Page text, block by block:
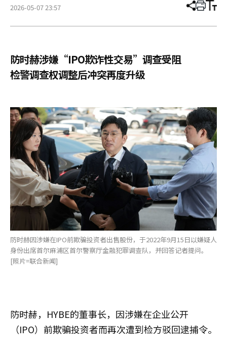
2026-05-07 23:57 分
章
打 调
小
防时赫涉嫌“IPO欺诈性交易”调查受阻
检警调查权调整后冲突再度升级
防时赫因涉嫌在IPO前欺骗投资者出售股份，于2022年9月15日以嫌疑人
身份出席首尔麻浦区首尔警察厅金融犯罪调查队，并回答记者提问。
[照片=联合新闻]
防时赫，HYBE的董事长，因涉嫌在企业公开
（IPO）前欺骗投资者而再次遭到检方驳回逮捕令。